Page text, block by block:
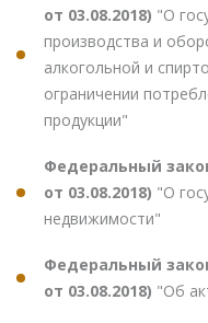
от 03.08.2018) "О
производства и
алкогольной и
ограничении
продукции"
Федеральный
от 03.08.2018) "О
недвижимости"
Федеральный
от 03.08.2018) "Об